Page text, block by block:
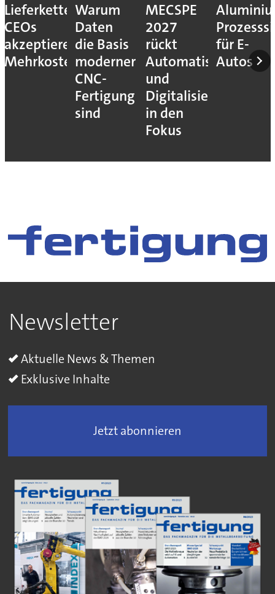
Lieferkettenresilienz:
CEOs
akzeptieren
Mehrkosten
Warum
Daten
die Basis
moderner
CNC-
Fertigung
sind
MECSPE
2027
rückt
Automatisierung
und
Digitalisierung
in den
Fokus
für E-
Autos
Newsletter
Aktuelle News & Themen
Exklusive Inhalte
Jetzt abonnieren